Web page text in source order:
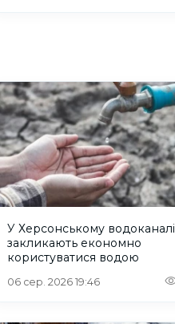
У Херсонському водоканалі
закликають економно
користуватися водою
06 сер. 2026 19:46